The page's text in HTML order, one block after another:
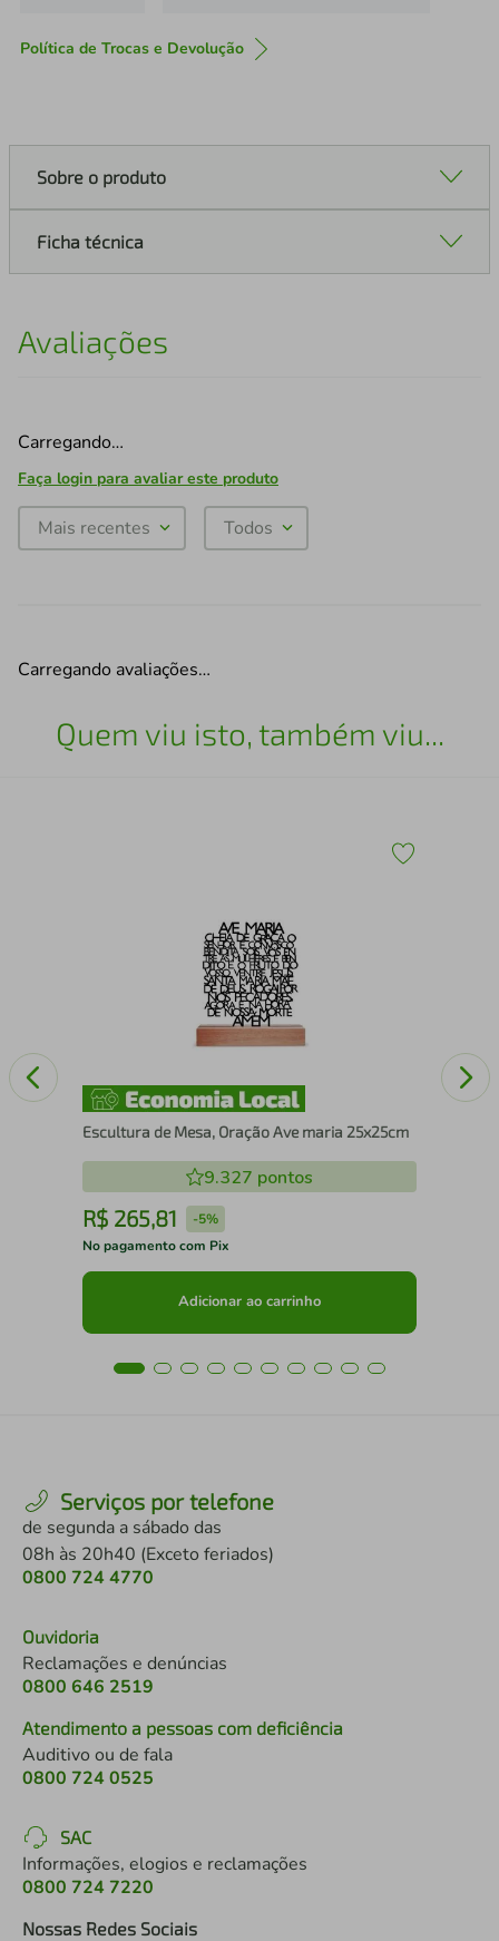
Política de Trocas e Devolução
Sobre o produto
Ficha técnica
Avaliações
Carregando…
Faça login para avaliar este produto
Mais recentes Todos
Carregando avaliações…
Quem viu isto, também viu...
Escultura de Mesa, Oração Ave maria 25x25cm
9.327 pontos
R$ 265,81 -5%
No pagamento com Pix
Adicionar ao carrinho
Serviços por telefone
de segunda a sábado das
08h às 20h40 (Exceto feriados)
0800 724 4770
Ouvidoria
Reclamações e denúncias
0800 646 2519
Atendimento a pessoas com deficiência
Auditivo ou de fala
0800 724 0525
SAC
Informações, elogios e reclamações
0800 724 7220
Nossas Redes Sociais